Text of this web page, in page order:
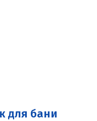
для бани